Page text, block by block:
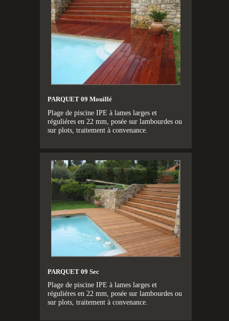
PARQUET 09 Mouillé
Plage de piscine IPE à lames larges et
réguliéres en 22 mm, posée sur lambourdes ou
sur plots, traitement à convenance.
PARQUET 09 Sec
Plage de piscine IPE à lames larges et
réguliéres en 22 mm, posée sur lambourdes ou
sur plots, traitement à convenance.